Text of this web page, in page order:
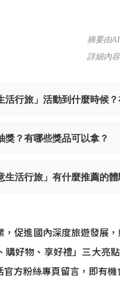
摘要由
詳細內
活行旅」活動到什麼時候
獎？有哪些獎品可以拿？
生活行旅」有什麼推薦的
促進國內深度旅遊發展
購好物、享好禮」三大亮
方粉絲專頁留言，即有機